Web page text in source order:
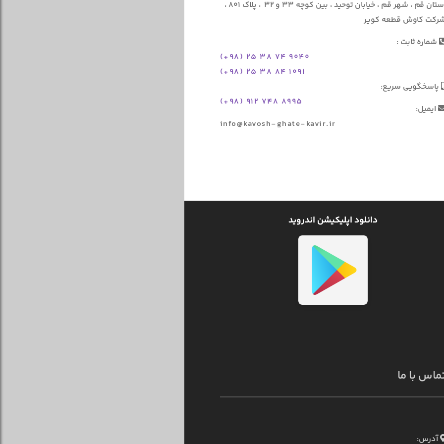
استان قم ، شهر قم ، خیابان توحید ، بین کوچه ۳۳ و ۳۲ ، پلاک ۸۰۱ ،
کاوش قطعه کویر
شماره ثابت :
(+98) 25 38 74 9040
(+98) 25 38 84 1091
پاسخگویی سریع:
(+98) 912 748 8995
ایمیل:
info@kavosh-ghate-kavir.ir
دانلود اپلیکیشن اندروید
با ما
آدرس: